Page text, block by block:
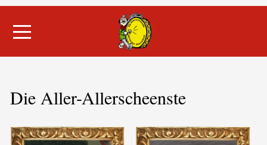
Mobile Menu Toggle
Die Aller-Allerscheenste